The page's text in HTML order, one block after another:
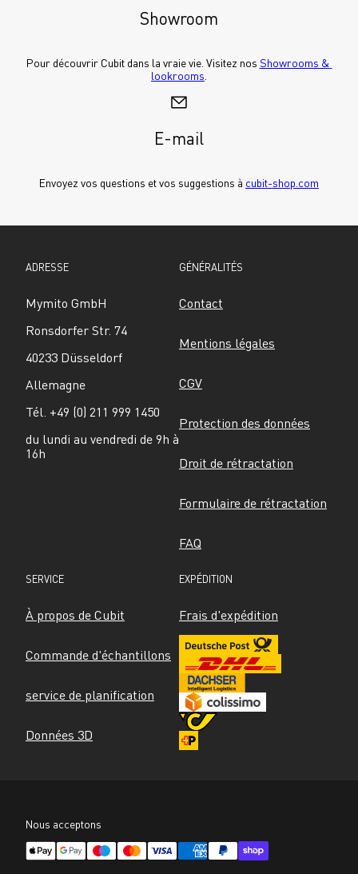
Showroom
Pour découvrir Cubit dans la vraie vie. Visitez nos Showrooms &
lookrooms
E-mail
Envoyez vos questions et vos suggestions à cubit-shop.com
ADRESSE
Mymito GmbH
Ronsdorfer Str. 74
40233 Düsseldorf
Allemagne
Tél. +49 (0) 211 999 1450
du lundi au vendredi de 9h à
16h
GÉNÉRALITÉS
Contact
Mentions légales
CGV
Protection des données
Droit de rétractation
Formulaire de rétractation
FAQ
SERVICE
À propos de Cubit
Commande d'échantillons
service de planification
Données 3D
EXPÉDITION
Frais d'expédition
Nous acceptons